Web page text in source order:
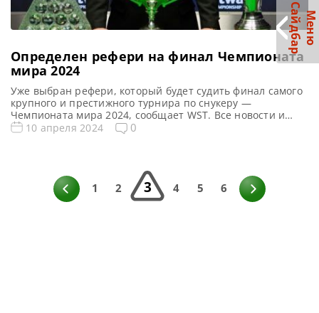
Определен рефери на финал Чемпионата
мира 2024
Уже выбран рефери, который будет судить финал самого
крупного и престижного турнира по снукеру —
Чемпионата мира 2024, сообщает WST. Все новости и
результаты Чемпионата Мира 2024 Квалификация
Пол Коллиер будет отвечать за проведение финала
Чемпионата […]
10 апреля 2024 0
1 2 3 4 5 6
М
е
н
ю
Са
й
д
б
а
р